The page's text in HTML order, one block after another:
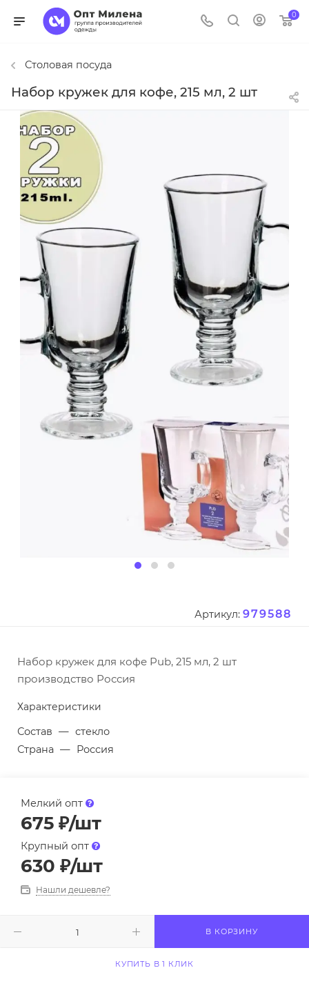
0
Столовая посуда
Набор кружек для кофе, 215 мл, 2 шт
Артикул: 979588
Набор кружек для кофе Pub, 215 мл, 2 шт
производство Россия
Характеристики
Состав — стекло
Страна — Россия
Мелкий опт
675 ₽/шт
Крупный опт
630 ₽/шт
Нашли дешевле?
В КОРЗИНУ
КУПИТЬ В 1 КЛИК